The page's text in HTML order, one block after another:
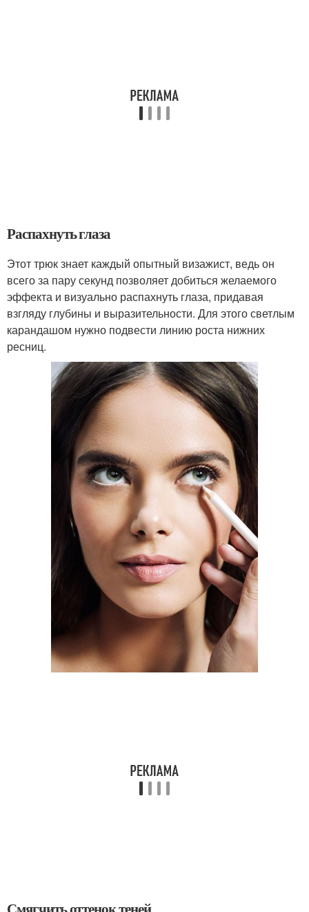
Распахнуть глаза
Этот трюк знает каждый опытный визажист, ведь он
всего за пару секунд позволяет добиться желаемого
эффекта и визуально распахнуть глаза, придавая
взгляду глубины и выразительности. Для этого светлым
карандашом нужно подвести линию роста нижних
ресниц.